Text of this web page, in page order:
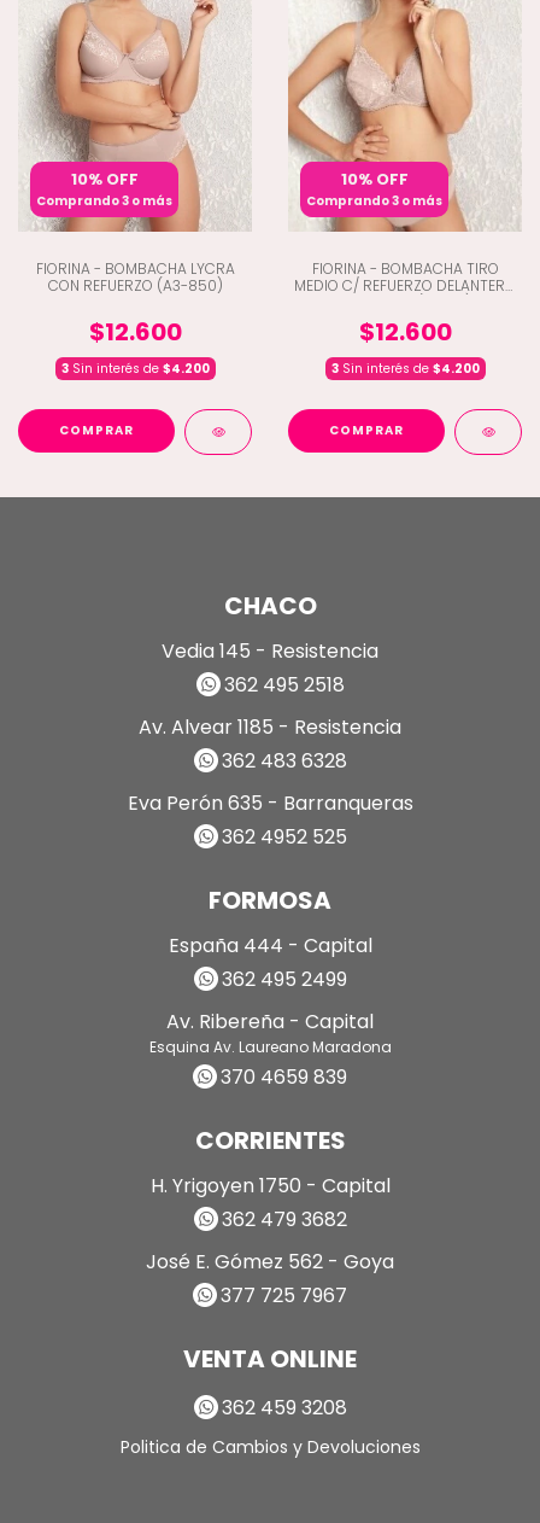
10% OFF
Comprando 3 o más
FIORINA - BOMBACHA LYCRA
CON REFUERZO (A3-850)
$12.600
3Sin interés de $4.200
COMPRAR
10% OFF
Comprando 3 o más
FIORINA - BOMBACHA TIRO
MEDIO C/ REFUERZO DELANTERO
$12.600
3Sin interés de $4.200
COMPRAR
CHACO
Vedia 145 - Resistencia
362 495 2518
Av. Alvear 1185 - Resistencia
362 483 6328
Eva Perón 635 - Barranqueras
362 4952 525
FORMOSA
España 444 - Capital
362 495 2499
Av. Ribereña - Capital
Esquina Av. Laureano Maradona
370 4659 839
CORRIENTES
H. Yrigoyen 1750 - Capital
362 479 3682
José E. Gómez 562 - Goya
377 725 7967
VENTA ONLINE
362 459 3208
Politica de Cambios y Devoluciones